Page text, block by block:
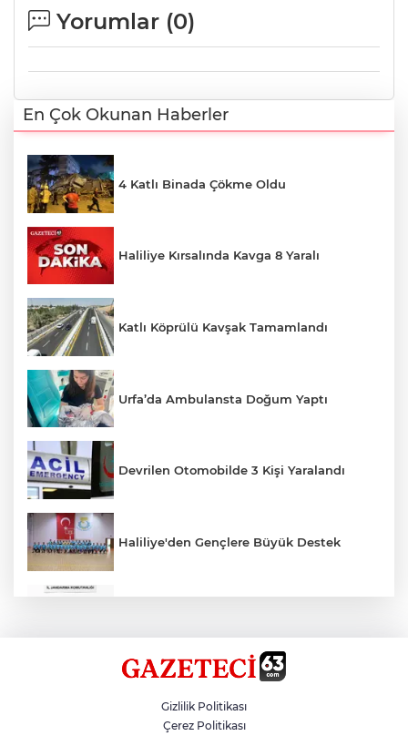
Yorumlar (0)
En Çok Okunan Haberler
4 Katlı Binada Çökme Oldu
Haliliye Kırsalında Kavga 8 Yaralı
Katlı Köprülü Kavşak Tamamlandı
Urfa’da Ambulansta Doğum Yaptı
Devrilen Otomobilde 3 Kişi Yaralandı
Haliliye'den Gençlere Büyük Destek
Hikmet Başak’tan Ulaşım Çalışması
Gizlilik Politikası
Çerez Politikası